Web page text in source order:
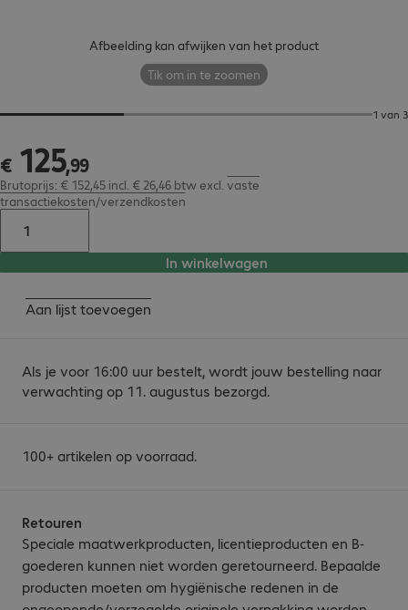
Afbeelding kan afwijken van het product
Tik om in te zoomen
1 van 3
€ 125,99
€ 125,99
Brutoprijs: € 152,45 incl. € 26,46 btw excl. vaste
transactiekosten/verzendkosten
In winkelwagen
Aan lijst toevoegen
Als je voor 16:00 uur bestelt, wordt jouw bestelling naar
verwachting op 11. augustus bezorgd.
100+ artikelen op voorraad.
Retouren
Speciale maatwerkproducten, licentieproducten en B-
goederen kunnen niet worden geretourneerd. Bepaalde
producten moeten om hygiënische redenen in de